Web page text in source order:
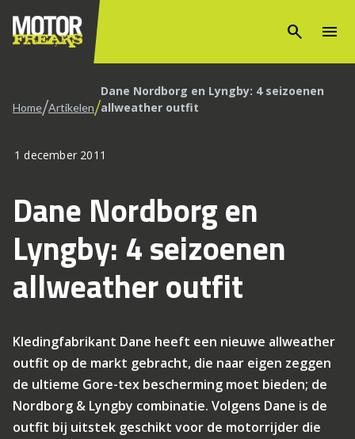
search menu
Home/Artikelen/Dane Nordborg en Lyngby: 4 seizoenen
allweather outfit
1 december 2011
Dane Nordborg en
Lyngby: 4 seizoenen
allweather outfit
Kledingfabrikant Dane heeft een nieuwe allweather
outfit op de markt gebracht, die naar eigen zeggen
de ultieme Gore-tex bescherming moet bieden; de
Nordborg & Lyngby combinatie. Volgens Dane is de
outfit bij uitstek geschikt voor de motorrijder die